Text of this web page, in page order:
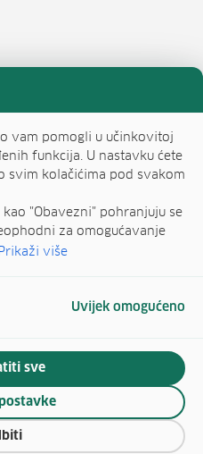
vam pomogli u učinkovitoj
funkcija. U nastavku ćete
svim kolačićima pod svakom
"Obavezni" pohranjuju se
za omogućavanje
više
Uvijek omogućeno
sve